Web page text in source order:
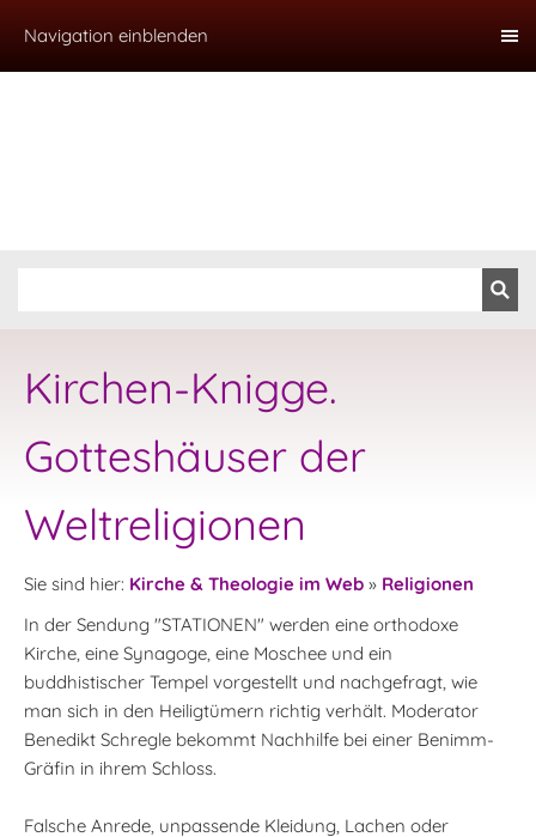
Navigation einblenden
Kirchen-Knigge.
Gotteshäuser der
Weltreligionen
Sie sind hier: Kirche & Theologie im Web » Religionen
In der Sendung "STATIONEN" werden eine orthodoxe
Kirche, eine Synagoge, eine Moschee und ein
buddhistischer Tempel vorgestellt und nachgefragt, wie
man sich in den Heiligtümern richtig verhält. Moderator
Benedikt Schregle bekommt Nachhilfe bei einer Benimm-
Gräfin in ihrem Schloss.
Falsche Anrede, unpassende Kleidung, Lachen oder